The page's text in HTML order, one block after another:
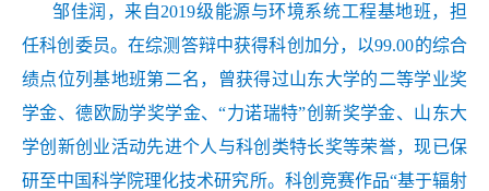
邹佳润，来自2019级能源与环境系统工程基地班，担
任科创委员。在综测答辩中获得科创加分，以99.00的综合
绩点位列基地班第二名，曾获得过山东大学的二等学业奖
学金、德欧励学奖学金、“力诺瑞特”创新奖学金、山东大
学创新创业活动先进个人与科创类特长奖等荣誉，现已保
研至中国科学院理化技术研究所。科创竞赛作品“基于辐射